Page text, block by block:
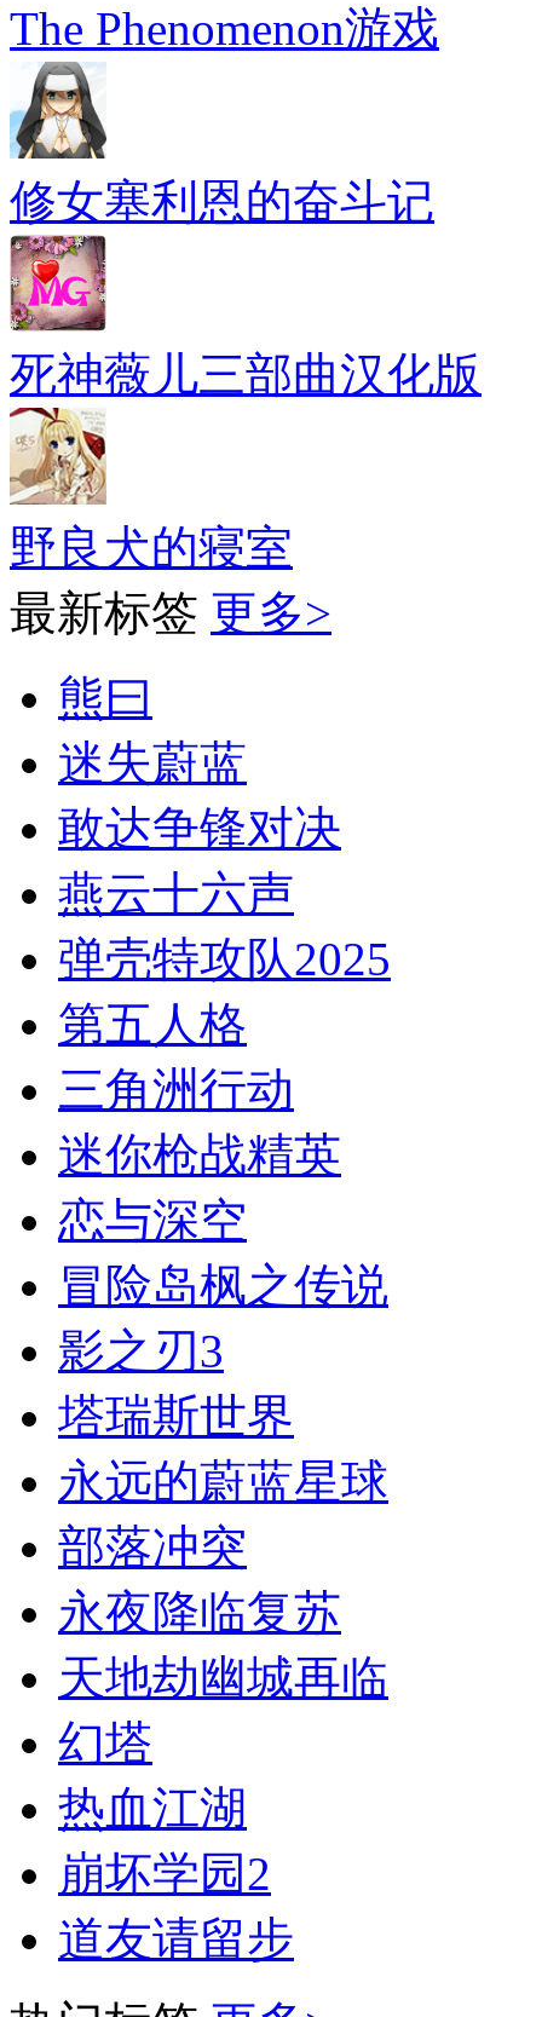
The Phenomenon游戏
修女塞利恩的奋斗记
死神薇儿三部曲汉化版
野良犬的寝室
最新标签 更多>
熊曰
迷失蔚蓝
敢达争锋对决
燕云十六声
弹壳特攻队2025
第五人格
三角洲行动
迷你枪战精英
恋与深空
冒险岛枫之传说
影之刃3
塔瑞斯世界
永远的蔚蓝星球
部落冲突
永夜降临复苏
天地劫幽城再临
幻塔
热血江湖
崩坏学园2
道友请留步